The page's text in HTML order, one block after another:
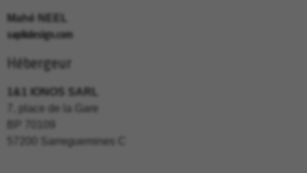
Mahé NEEL
sapikdesign.com
Hébergeur
1&1 IONOS SARL
7, place de la Gare
57200 Sarreguemines C